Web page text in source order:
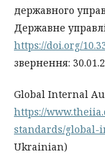
державного
Державне
https://doi.org/
звернення:
Global Internal
https://
standards/
Ukrainian)